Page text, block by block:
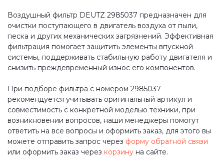
Воздушный фильтр DEUTZ 2985037 предназначен для
очистки поступающего в двигатель воздуха от пыли,
песка и других механических загрязнений. Эффективная
фильтрация помогает защитить элементы впускной
системы, поддерживать стабильную работу двигателя и
снизить преждевременный износ его компонентов.
При подборе фильтра с номером 2985037
рекомендуется учитывать оригинальный артикул и
совместимость с конкретной моделью техники, при
возникновении вопросов, наши менеджеры помогут
ответить на все вопросы и оформить заказ, для этого вы
можете отправить запрос через форму обратной связи
или оформить заказ через корзину на сайте.